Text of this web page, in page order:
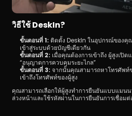
วิธีใช้ DeskIn?
ขั้นตอนที่ 1: ติดตั้ง DeskIn ในอุปกรณ์ของคุ
เข้าสู่ระบบด้วยบัญชีเดียวกัน
ขั้นตอนที่ 2: เมื่อคุณต้องการเข้าถึง ผู้สูงเปิด
“อนุญาตการควบคุมระยะไกล”
ขั้นตอนที่ 3: จากนั้นคุณสามารถหาโทรศัพท์
เข้าถึงโทรศัพท์ของผู้สูง
คุณสามารถเลือกให้ผู้สูงทำการยืนยันแบบแมน
ล่วงหน้าและใช้รหัสผ่านในการยืนยันการเชื่อมต่